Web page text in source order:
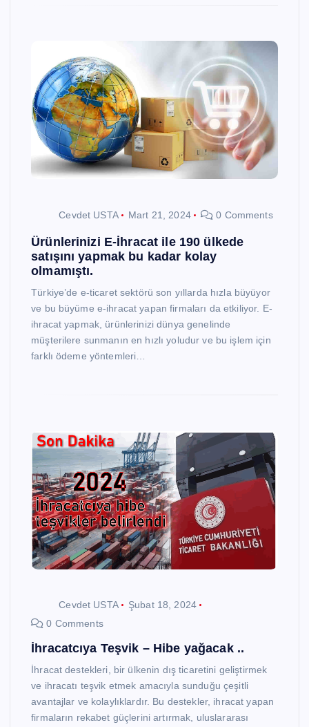
Cevdet USTA Mart 21, 2024 0 Comments
Ürünlerinizi E-İhracat ile 190 ülkede
satışını yapmak bu kadar kolay
olmamıştı.
Türkiye’de e-ticaret sektörü son yıllarda hızla büyüyor
ve bu büyüme e-ihracat yapan firmaları da etkiliyor. E-
ihracat yapmak, ürünlerinizi dünya genelinde
müşterilere sunmanın en hızlı yoludur ve bu işlem için
farklı ödeme yöntemleri…
Cevdet USTA
Şubat 18, 2024
0 Comments
İhracatcıya Teşvik – Hibe yağacak ..
İhracat destekleri, bir ülkenin dış ticaretini geliştirmek
ve ihracatı teşvik etmek amacıyla sunduğu çeşitli
avantajlar ve kolaylıklardır. Bu destekler, ihracat yapan
firmaların rekabet güçlerini artırmak, uluslararası